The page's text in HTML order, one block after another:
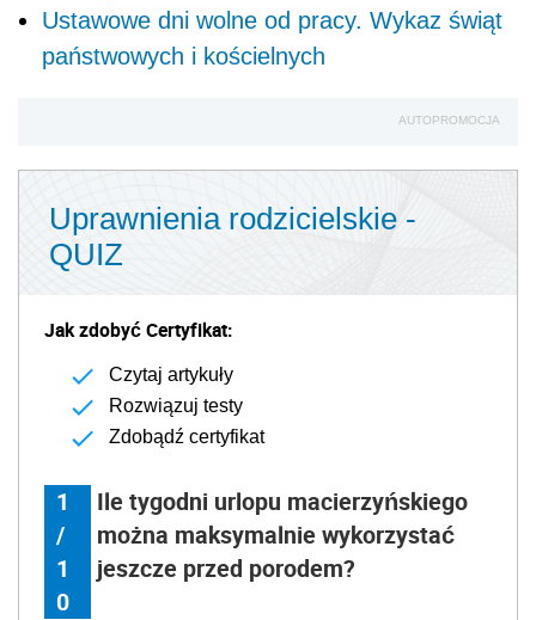
Ustawowe dni wolne od pracy. Wykaz świąt
państwowych i kościelnych
AUTOPROMOCJA
Uprawnienia rodzicielskie -
QUIZ
Jak zdobyć Certyfikat:
Czytaj artykuły
Rozwiązuj testy
Zdobądź certyfikat
1
/
1
0
Ile tygodni urlopu macierzyńskiego
można maksymalnie wykorzystać
jeszcze przed porodem?